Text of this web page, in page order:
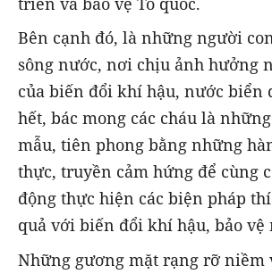
Bên cạnh đó, là những người
sông nước, nơi chịu ảnh hưởng
của biến đổi khí hậu, nước biển
hết, bác mong các cháu là
mẫu, tiên phong bằng những
thực, truyền cảm hứng để cùng
động thực hiện các biện pháp
quả với biến đổi khí hậu, bảo
Những gương mặt rạng rỡ niềm